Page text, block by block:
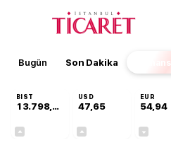
Bugün Son Dakika Finans
BIST
13.798,82
USD
47,65
EUR
54,94